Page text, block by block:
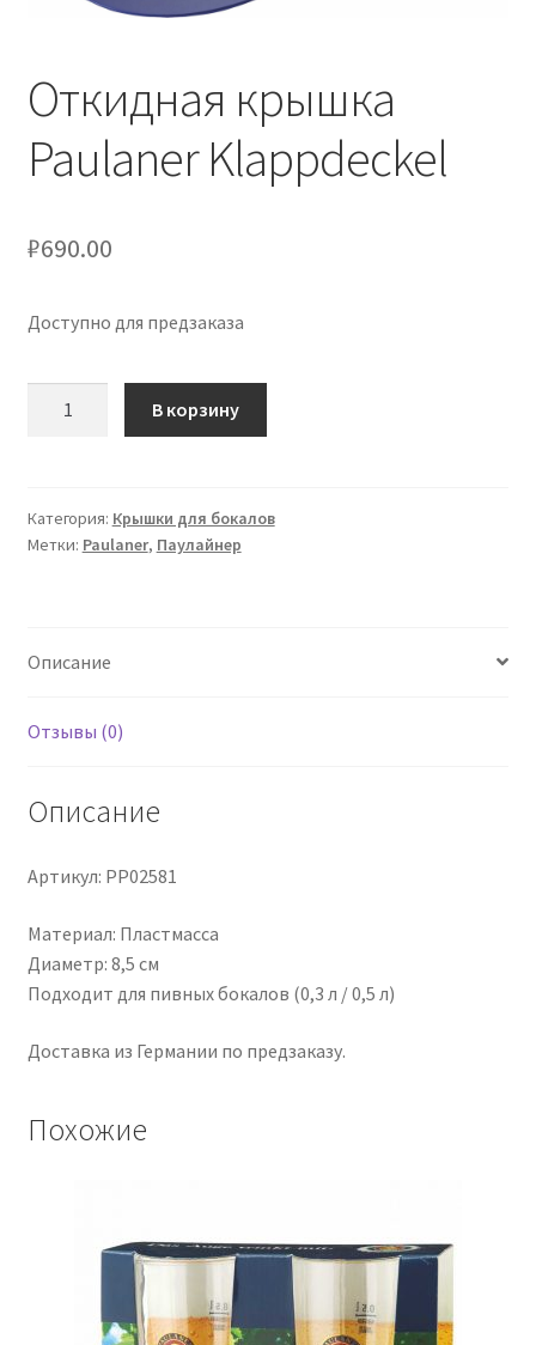
Скидки
Схема проезда
Откидная крышка
Paulaner Klappdeckel
₽690.00
Доступно для предзаказа
Paulaner
Klappdeckel
В корзину
Категория: Крышки для бокалов
Метки: Paulaner, Паулайнер
Описание
Отзывы (0)
Описание
Артикул: PP02581
Материал: Пластмасса
Диаметр: 8,5 см
Подходит для пивных бокалов (0,3 л / 0,5 л)
Доставка из Германии по предзаказу.
Похожие